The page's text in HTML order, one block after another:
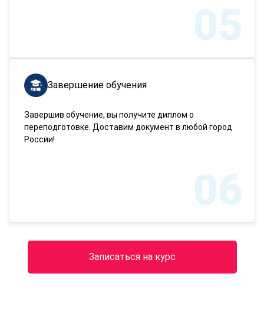
05
Завершение обучения
Завершив обучение, вы получите диплом о
переподготовке. Доставим документ в любой город
России!
06
Записаться на курс